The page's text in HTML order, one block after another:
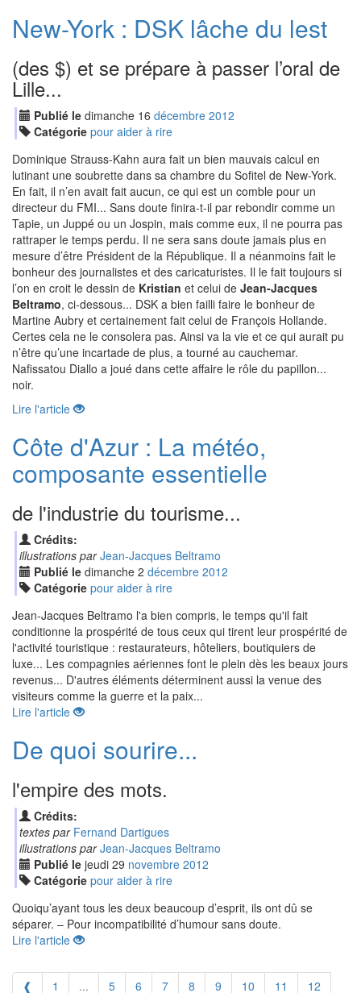
New-York : DSK lâche du lest
(des $) et se prépare à passer l’oral de
Lille...
Publié le dimanche 16 décembre 2012
Catégorie pour aider à rire
Dominique Strauss-Kahn aura fait un bien mauvais calcul en
lutinant une soubrette dans sa chambre du Sofitel de New-York.
En fait, il n’en avait fait aucun, ce qui est un comble pour un
directeur du FMI... Sans doute finira-t-il par rebondir comme un
Tapie, un Juppé ou un Jospin, mais comme eux, il ne pourra pas
rattraper le temps perdu. Il ne sera sans doute jamais plus en
mesure d’être Président de la République. Il a néanmoins fait le
bonheur des journalistes et des caricaturistes. Il le fait toujours si
l’on en croit le dessin de Kristian et celui de Jean-Jacques
Beltramo, ci-dessous... DSK a bien failli faire le bonheur de
Martine Aubry et certainement fait celui de François Hollande.
Certes cela ne le consolera pas. Ainsi va la vie et ce qui aurait pu
n’être qu’une incartade de plus, a tourné au cauchemar.
Nafissatou Diallo a joué dans cette affaire le rôle du papillon...
noir.
Lire l'article
Côte d'Azur : La météo,
composante essentielle
de l'industrie du tourisme...
Crédits:
illustrations par Jean-Jacques Beltramo
Publié le dimanche 2 décembre 2012
Catégorie pour aider à rire
Jean-Jacques Beltramo l'a bien compris, le temps qu'il fait
conditionne la prospérité de tous ceux qui tirent leur prospérité de
l'activité touristique : restaurateurs, hôteliers, boutiquiers de
luxe... Les compagnies aériennes font le plein dès les beaux jours
revenus... D'autres éléments déterminent aussi la venue des
visiteurs comme la guerre et la paix...
Lire l'article
De quoi sourire...
l'empire des mots.
Crédits:
textes par Fernand Dartigues
illustrations par Jean-Jacques Beltramo
Publié le jeudi 29 novembre 2012
Catégorie pour aider à rire
Quoiqu’ayant tous les deux beaucoup d’esprit, ils ont dû se
séparer. – Pour incompatibilité d’humour sans doute.
Lire l'article
❰ 1 ... 5 6 7 8 9 10 11 12